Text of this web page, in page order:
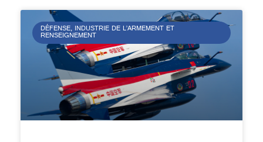
DÉFENSE, INDUSTRIE DE L’ARMEMENT ET
RENSEIGNEMENT